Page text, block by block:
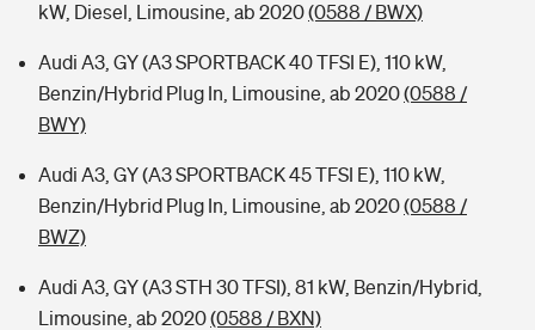
kW, Diesel, Limousine, ab 2020(0588 / BWX)
Audi A3, GY (A3 SPORTBACK 40 TFSI E), 110 kW,
Benzin/Hybrid Plug In, Limousine, ab 2020(0588 /
BWY)
Audi A3, GY (A3 SPORTBACK 45 TFSI E), 110 kW,
Benzin/Hybrid Plug In, Limousine, ab 2020(0588 /
BWZ)
Audi A3, GY (A3 STH 30 TFSI), 81 kW, Benzin/Hybrid,
Limousine, ab 2020(0588 / BXN)